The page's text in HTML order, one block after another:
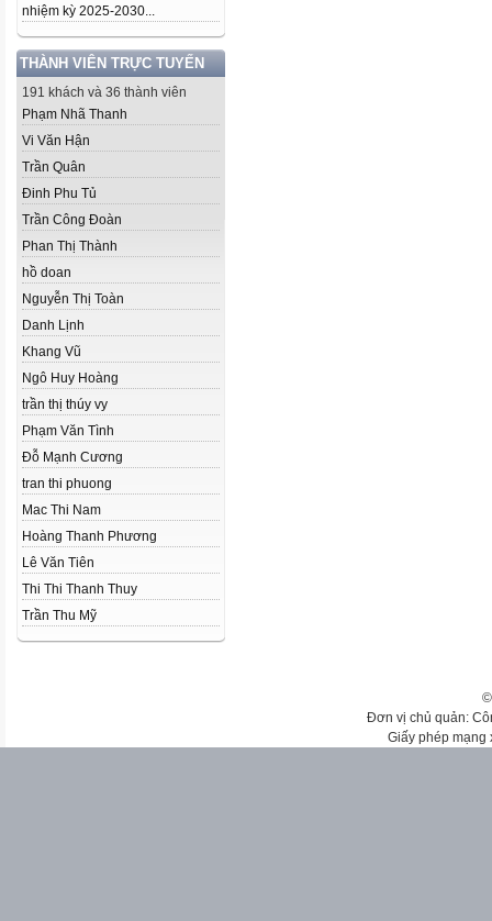
nhiệm kỳ 2025-2030...
THÀNH VIÊN TRỰC TUYẾN
191 khách và 36 thành viên
Phạm Nhã Thanh
Vi Văn Hận
Trần Quân
Đinh Phu Tủ
Trần Công Đoàn
Phan Thị Thành
hồ doan
Nguyễn Thị Toàn
Danh Lịnh
Khang Vũ
Ngô Huy Hoàng
trần thị thúy vy
Phạm Văn Tình
Đỗ Mạnh Cương
tran thi phuong
Mac Thi Nam
Hoàng Thanh Phương
Lê Văn Tiên
Thi Thi Thanh Thuy
Trần Thu Mỹ
Đơn vị chủ quản:
Giấy phép mạng